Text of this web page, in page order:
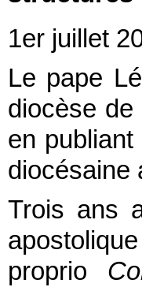
1er juillet
Le pape
diocèse
en
diocésaine
Trois ans
apostolique
proprio